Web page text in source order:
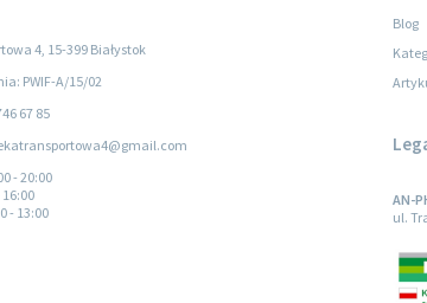
4, 15-399 Białystok
PWIF-A/15/02
67 85
- 20:00
16:00
- 13:00
Blog
AN-
ul.